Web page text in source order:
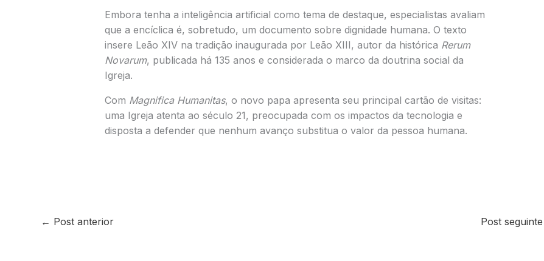
Embora tenha a inteligência artificial como tema de destaque, especialistas avaliam
que a encíclica é, sobretudo, um documento sobre dignidade humana. O texto
insere Leão XIV na tradição inaugurada por Leão XIII, autor da histórica Rerum
Novarum, publicada há 135 anos e considerada o marco da doutrina social da
Igreja.
Com Magnifica Humanitas, o novo papa apresenta seu principal cartão de visitas:
uma Igreja atenta ao século 21, preocupada com os impactos da tecnologia e
disposta a defender que nenhum avanço substitua o valor da pessoa humana.
← Post anterior Post seguinte